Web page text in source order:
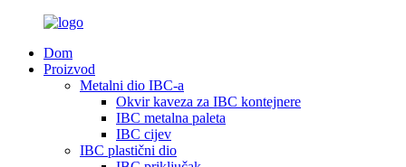
Dom
Proizvod
Metalni dio IBC-a
Okvir kaveza za IBC kontejnere
IBC metalna paleta
IBC cijev
IBC plastični dio